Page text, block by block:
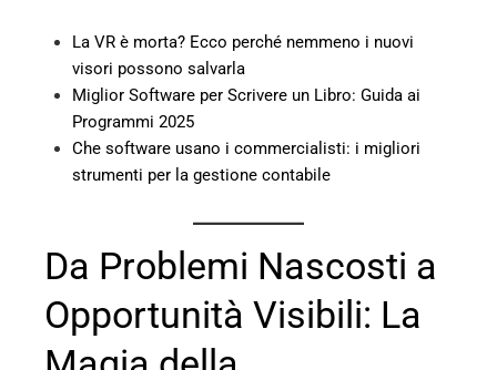
La VR è morta? Ecco perché nemmeno i nuovi
visori possono salvarla
Miglior Software per Scrivere un Libro: Guida ai
Programmi 2025
Che software usano i commercialisti: i migliori
strumenti per la gestione contabile
Da Problemi Nascosti a
Opportunità Visibili: La